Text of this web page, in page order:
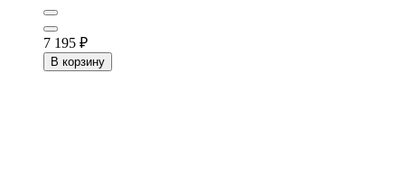
7 195 ₽
В корзину